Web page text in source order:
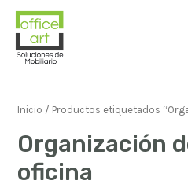
Inicio / Productos etiquetados
Organización
oficina